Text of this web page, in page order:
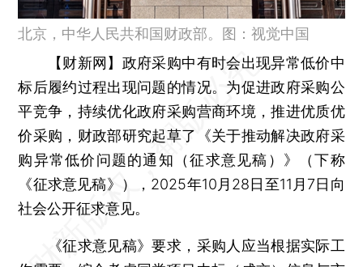
北京，中华人民共和国财政部。图：视觉中国
【财新网】 政府采购中有时会出现异常低价中
标后履约过程出现问题的情况。为促进政府采购公
平竞争，持续优化政府采购营商环境，推进优质优
价采购，财政部研究起草了《关于推动解决政府采
购异常低价问题的通知（征求意见稿）》（下称
《征求意见稿》），2025年10月28日至11月7日向
社会公开征求意见。
《征求意见稿》要求，采购人应当根据实际工